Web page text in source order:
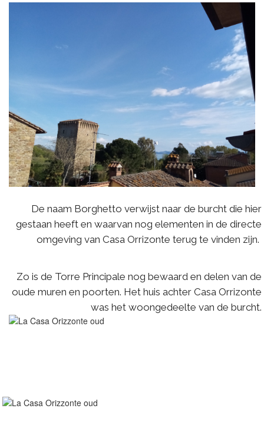
De naam Borghetto verwijst naar de burcht die hier
gestaan heeft en waarvan nog elementen in de directe
omgeving van Casa Orrizonte terug te vinden zijn.
Zo is de Torre Principale nog bewaard en delen van de
oude muren en poorten. Het huis achter Casa Orrizonte
was het woongedeelte van de burcht.